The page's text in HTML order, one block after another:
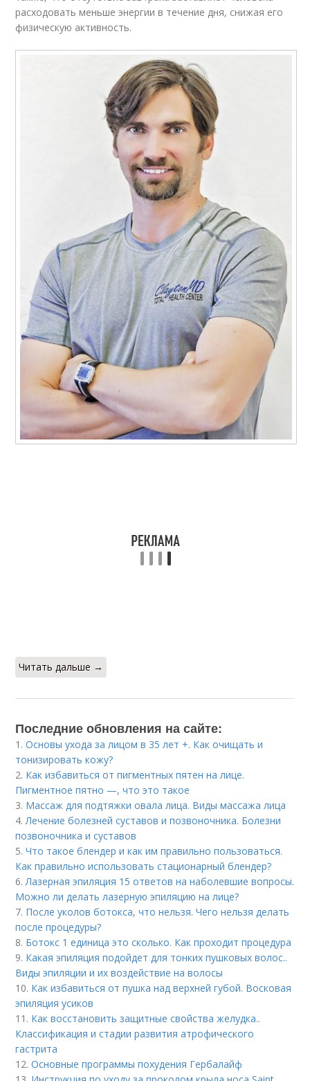
расходовать меньше энергии в течение дня, снижая его
физическую активность.
Читать дальше →
Последние обновления на сайте:
1.Основы ухода за лицом в 35 лет +. Как очищать и
тонизировать кожу?
2. Как избавиться от пигментных пятен на лице.
Пигментное пятно —, что это такое
3. Массаж для подтяжки овала лица. Виды массажа лица
4.Лечение болезней суставов и позвоночника. Болезни
позвоночника и суставов
5.Что такое блендер и как им правильно пользоваться.
Как правильно использовать стационарный блендер?
6.Лазерная эпиляция 15 ответов на наболевшие вопросы.
Можно ли делать лазерную эпиляцию на лице?
7. После уколов ботокса, что нельзя. Чего нельзя делать
после процедуры?
8. Ботокс 1 единица это сколько. Как проходит процедура
9. Какая эпиляция подойдет для тонких пушковых волос..
Виды эпиляции и их воздействие на волосы
10. Как избавиться от пушка над верхней губой. Восковая
эпиляция усиков
11. Как восстановить защитные свойства желудка..
Классификация и стадии развития атрофического
гастрита
12.Основные программы похудения Гербалайф